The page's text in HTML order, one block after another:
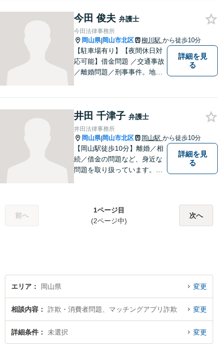
るように準備していますので
お気軽にご相談ください。
今田 俊夫 弁護士
今田法律事務所
岡山県|岡山市北区 柳川駅 から徒歩10分
【駐車場有り】【夜間休日対
応可能】借金問題 ／交通事故
／離婚問題／刑事事件。地域
軽にご相談ください。
詳細を見
る
井田 千津子 弁護士
井田法律事務所
岡山県|岡山市北区 岡山駅 から徒歩10分
【岡山駅徒歩10分】離婚／相
続／借金の問題など、身近な
問題を取り扱っています。お
詳細を見
る
前へ
1ページ目
(2ページ中)
次へ
エリア 岡山県 変更
相談内容 詐欺・消費者問題、マッチングアプリ詐欺 変更
詳細条件 未選択 変更